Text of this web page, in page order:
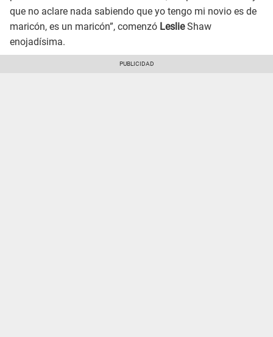
que no aclare nada sabiendo que yo tengo mi novio es de
maricón, es un maricón”, comenzó LeslieShaw
enojadísima.